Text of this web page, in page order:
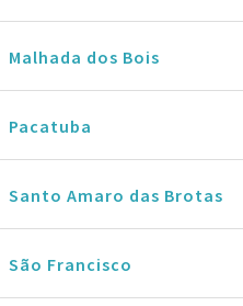
Malhada dos Bois
Pacatuba
Santo Amaro das Brotas
São Francisco